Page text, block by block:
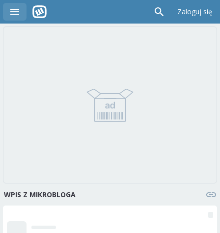
Zaloguj się
WPIS Z MIKROBLOGA